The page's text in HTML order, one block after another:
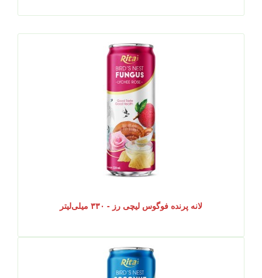
لانه پرنده فوگوس لیچی رز - ۳۳۰ میلی‌لیتر